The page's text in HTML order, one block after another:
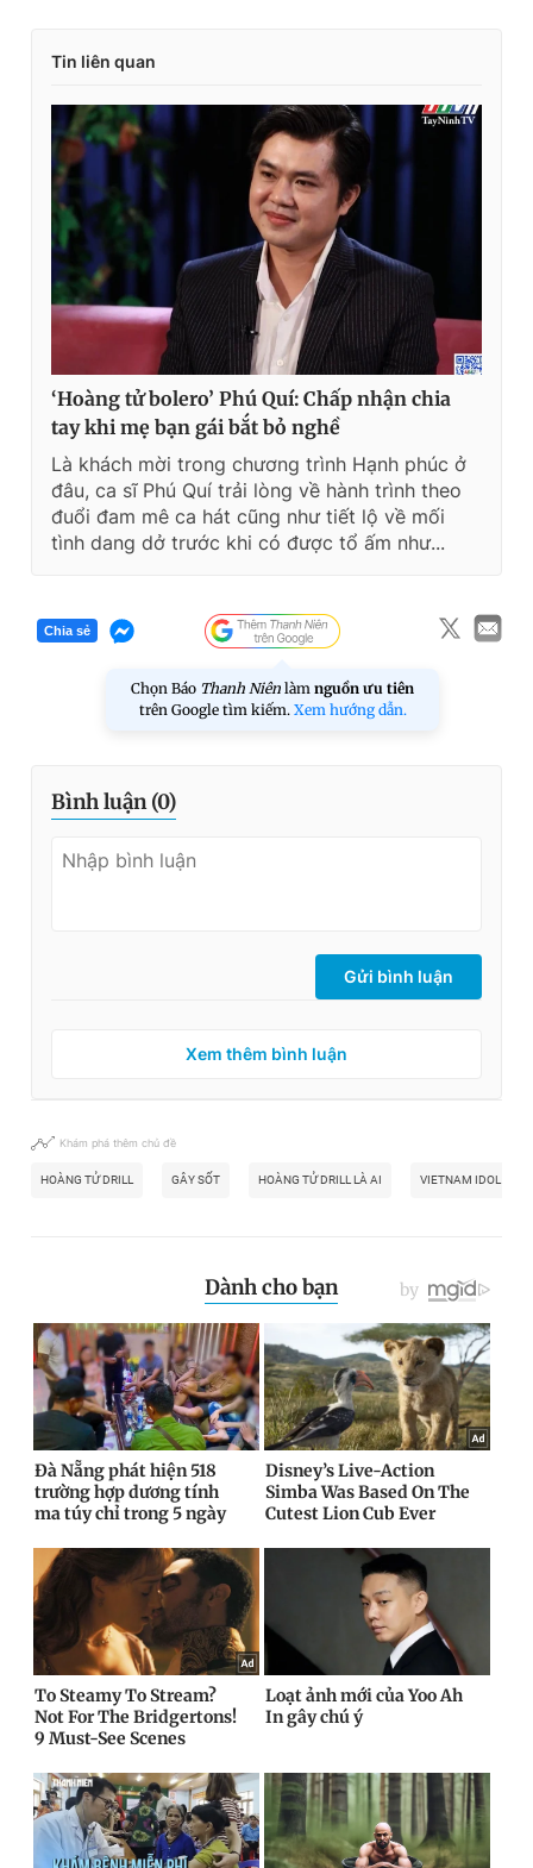
Tin liên quan
‘Hoàng tử bolero’ Phú Quí: Chấp nhận chia
tay khi mẹ bạn gái bắt bỏ nghề
Là khách mời trong chương trình Hạnh phúc ở
đâu, ca sĩ Phú Quí trải lòng về hành trình theo
đuổi đam mê ca hát cũng như tiết lộ về mối
tình dang dở trước khi có được tổ ấm như...
Chia sẻ
Chọn Báo Thanh Niên làm nguồn ưu tiên
trên Google tìm kiếm. Xem hướng dẫn.
Bình luận (0)
Gửi bình luận
Xem thêm bình luận
Khám phá thêm chủ đề
HOÀNG TỬ DRILL GÂY SỐT HOÀNG TỬ DRILL LÀ AI VIETNAM IDOL KID